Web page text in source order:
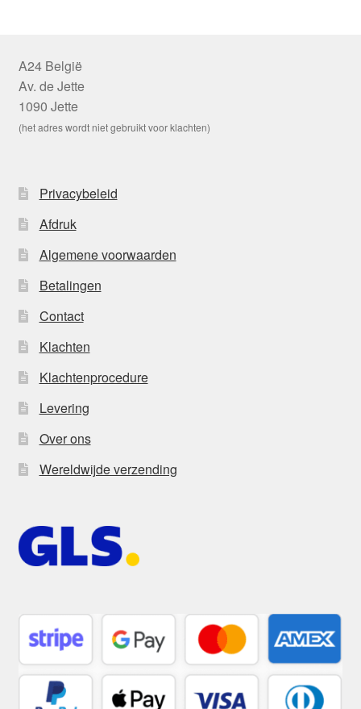
A24 België
Av. de Jette
1090 Jette
(het adres wordt niet gebruikt voor klachten)
Privacybeleid
Afdruk
Algemene voorwaarden
Betalingen
Contact
Klachten
Klachtenprocedure
Levering
Over ons
Wereldwijde verzending